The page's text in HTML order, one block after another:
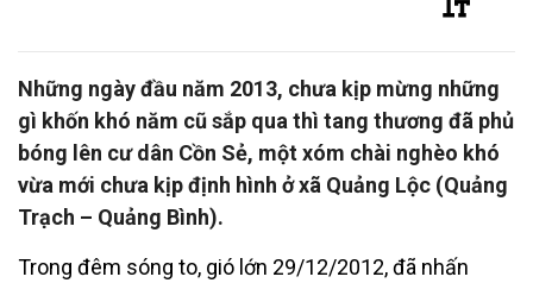
Những ngày đầu năm 2013, chưa kịp mừng những
gì khốn khó năm cũ sắp qua thì tang thương đã phủ
bóng lên cư dân Cồn Sẻ, một xóm chài nghèo khó
vừa mới chưa kịp định hình ở xã Quảng Lộc (Quảng
Trạch – Quảng Bình).
Trong đêm sóng to, gió lớn 29/12/2012, đã nhấn